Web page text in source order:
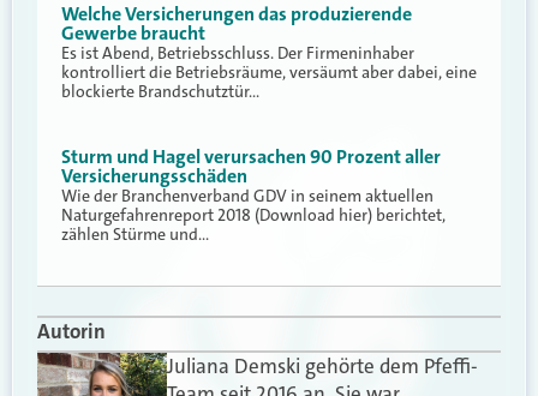
Welche Versicherungen das produzierende
Gewerbe braucht
Es ist Abend, Betriebsschluss. Der Firmeninhaber
kontrolliert die Betriebsräume, versäumt aber dabei, eine
blockierte Brandschutztür…
Sturm und Hagel verursachen 90 Prozent aller
Versicherungsschäden
Wie der Branchenverband GDV in seinem aktuellen
Naturgefahrenreport 2018 (Download hier) berichtet,
zählen Stürme und…
Autorin
Juliana Demski gehörte dem Pfeffi-